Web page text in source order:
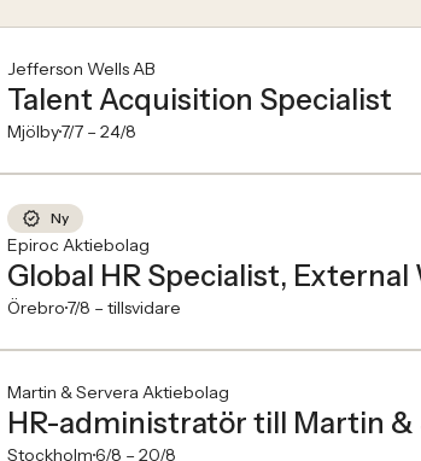
Jefferson Wells AB
Talent Acquisition Specialist
Mjölby7/7 – 24/8
Ny
Epiroc Aktiebolag
Global HR Specialist,
Örebro7/8 – tillsvidare
Martin & Servera Aktiebolag
HR-administratör till Martin
Stockholm6/8 – 20/8